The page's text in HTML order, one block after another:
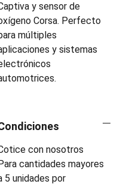
y sensor de
Corsa. Perfecto
múltiples
y sistemas
con nosotros
cantidades mayores
5 unidades por